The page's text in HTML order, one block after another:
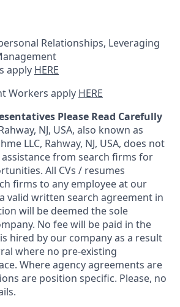
Relationships, Leveraging
apply HERE
Workers apply HERE
Please Read Carefully
NJ, USA, also known as
LLC, Rahway, NJ, USA, does not
from search firms for
All CVs / resumes
firms to any employee at our
valid written search agreement in
will be deemed the sole
No fee will be paid in the
hired by our company as a result
where no pre-existing
Where agency agreements are
are position specific. Please, no